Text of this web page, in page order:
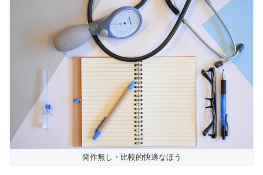
発作無し・比較的快適なほう